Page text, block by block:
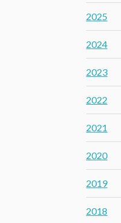
2025
2024
2023
2022
2021
2020
2019
2018